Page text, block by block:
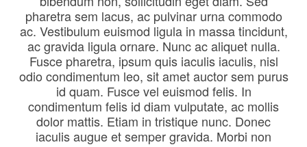
pharetra sem lacus, ac pulvinar urna commodo
ac. Vestibulum euismod ligula in massa tincidunt,
ac gravida ligula ornare. Nunc ac aliquet nulla.
Fusce pharetra, ipsum quis iaculis iaculis, nisl
odio condimentum leo, sit amet auctor sem purus
id quam. Fusce vel euismod felis. In
condimentum felis id diam vulputate, ac mollis
dolor mattis. Etiam in tristique nunc. Donec
iaculis augue et semper gravida. Morbi non